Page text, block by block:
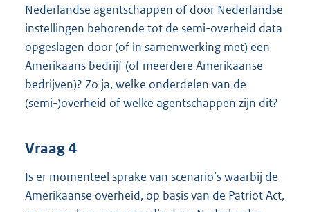
Nederlandse agentschappen of door Nederlandse
instellingen behorende tot de semi-overheid data
opgeslagen door (of in samenwerking met) een
Amerikaans bedrijf (of meerdere Amerikaanse
bedrijven)? Zo ja, welke onderdelen van de
(semi-)overheid of welke agentschappen zijn dit?
Vraag 4
Is er momenteel sprake van scenario’s waarbij de
Amerikaanse overheid, op basis van de Patriot Act,